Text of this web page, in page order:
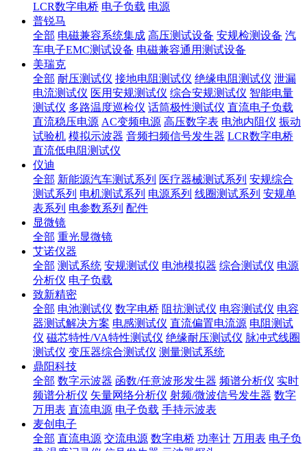
LCR数字电桥 电子负载 电源
普锐马
全部 电磁兼容系统集成 高压测试设备 安规检测设备 汽
车电子EMC测试设备 电磁兼容通用测试设备
美瑞克
全部 耐压测试仪 接地电阻测试仪 绝缘电阻测试仪 泄漏
电流测试仪 医用安规测试仪 综合安规测试仪 智能电量
测试仪 多路温度巡检仪 话筒极性测试仪 直流电子负载
直流稳压电源 AC变频电源 高压数字表 电池内阻仪 振动
试验机 模拟示波器 音频扫频信号发生器 LCR数字电桥
直流低电阻测试仪
仪迪
全部 新能源汽车测试系列 医疗器械测试系列 安规综合
测试系列 电机测试系列 电源系列 线圈测试系列 安规单
表系列 电参数系列 配件
显微镜
全部 重光显微镜
艾诺仪器
全部 测试系统 安规测试仪 电池模拟器 综合测试仪 电源
分析仪 电子负载
致新精密
全部 电池测试仪 数字电桥 阻抗测试仪 电容测试仪 电容
器测试解决方案 电感测试仪 直流偏置电流源 电阻测试
仪 磁芯特性/VA特性测试仪 绝缘耐压测试仪 脉冲式线圈
测试仪 变压器综合测试仪 测量测试系统
鼎阳科技
全部 数字示波器 函数/任意波形发生器 频谱分析仪 实时
频谱分析仪 矢量网络分析仪 射频/微波信号发生器 数字
万用表 直流电源 电子负载 手持示波表
麦创电子
全部 直流电源 交流电源 数字电桥 功率计 万用表 电子负